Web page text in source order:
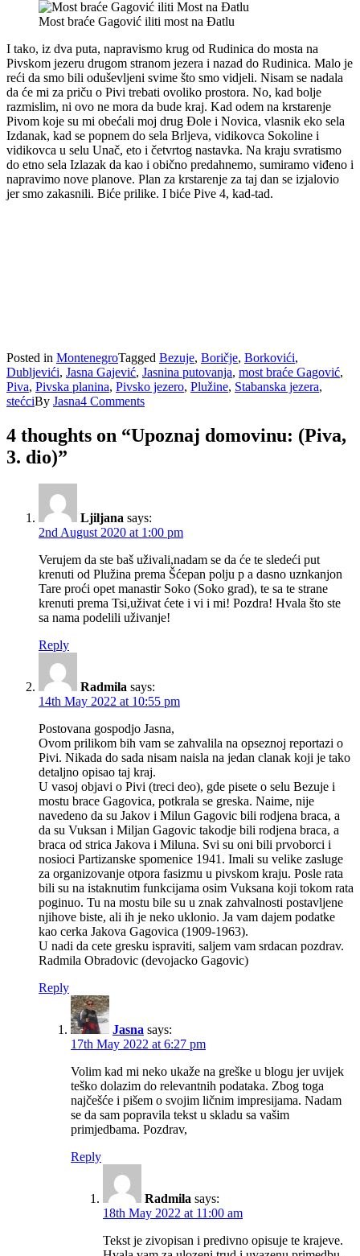
Most braće Gagović iliti most na Đatlu
I tako, iz dva puta, napravismo krug od Rudinica do mosta na
Pivskom jezeru drugom stranom jezera i nazad do Rudinica. Malo je
reći da smo bili oduševljeni svime što smo vidjeli. Nisam se nadala
da će mi za priču o Pivi trebati ovoliko prostora. No, kad bolje
razmislim, ni ovo ne mora da bude kraj. Kad odem na krstarenje
Pivom koje su mi obećali moj drug Đole i Novica, vlasnik eko sela
Izdanak, kad se popnem do sela Brljeva, vidikovca Sokoline i
vidikovca u selu Unač, eto i četvrtog nastavka. Na kraju svratismo
do etno sela Izlazak da kao i obično predahnemo, sumiramo viđeno i
napravimo nove planove. Plan za krstarenje za taj dan se izjalovio
jer smo zakasnili. Biće prilike. I biće Pive 4, kad-tad.
Posted in MontenegroTagged Bezuje, Boričje, Borkovići,
Dubljevići, Jasna Gajević, Jasnina putovanja, most braće Gagović,
Piva, Pivska planina, Pivsko jezero, Plužine, Stabanska jezera,
stećciBy Jasna4 Comments
4 thoughts on “Upoznaj domovinu: (Piva,
3. dio)”
Ljiljana says:
2nd August 2020 at 1:00 pm
Verujem da ste baš uživali,nadam se da će te sledeći put
krenuti od Plužina prema Šćepan polju p a dasno uznkanjon
Tare proći opet manastir Soko (Soko grad), te sa te strane
krenuti prema Tsi,uživat ćete i vi i mi! Pozdra! Hvala što ste
sa nama podelili uživanje!
Reply
Radmila says:
14th May 2022 at 10:55 pm
Postovana gospodjo Jasna,
Ovom prilikom bih vam se zahvalila na opseznoj reportazi o
Pivi. Nikada do sada nisam naisla na jedan clanak koji je tako
detaljno opisao taj kraj.
U vasoj objavi o Pivi (treci deo), gde pisete o selu Bezuje i
mostu brace Gagovica, potkrala se greska. Naime, nije
navedeno da su Jakov i Milun Gagovic bili rodjena braca, a
da su Vuksan i Miljan Gagovic takodje bili rodjena braca, a
braca od strica Jakova i Miluna. Svi su oni bili prvoborci i
nosioci Partizanske spomenice 1941. Imali su velike zasluge
za organizovanje otpora fasizmu u pivskom kraju. Posle rata
bili su na istaknutim funkcijama osim Vuksana koji tokom rata
poginuo. Tu na mostu bile su u znak zahvalnosti postavljene
njihove biste, ali ih je neko uklonio. Ja vam dajem podatke
kao cerka Jakova Gagovica (1909-1963).
U nadi da cete gresku ispraviti, saljem vam srdacan pozdrav.
Radmila Obradovic (devojacko Gagovic)
Reply
Jasna says:
17th May 2022 at 6:27 pm
Volim kad mi neko ukaže na greške u blogu jer uvijek
teško dolazim do relevantnih podataka. Zbog toga
najčešće i pišem o svojim ličnim impresijama. Nadam
se da sam popravila tekst u skladu sa vašim
primjedbama. Pozdrav,
Reply
Radmila says:
18th May 2022 at 11:00 am
Tekst je zivopisan i predivno opisuje te krajeve.